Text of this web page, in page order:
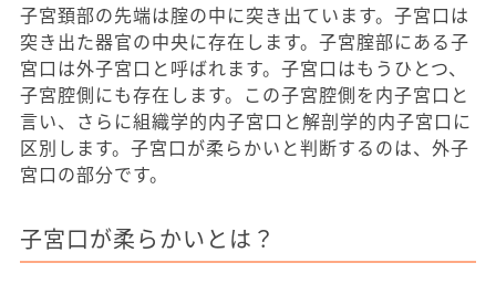
子宮頚部の先端は腟の中に突き出ています。子宮口は
突き出た器官の中央に存在します。子宮腟部にある子
宮口は外子宮口と呼ばれます。子宮口はもうひとつ、
子宮腔側にも存在します。この子宮腔側を内子宮口と
言い、さらに組織学的内子宮口と解剖学的内子宮口に
区別します。子宮口が柔らかいと判断するのは、外子
宮口の部分です。
子宮口が柔らかいとは？